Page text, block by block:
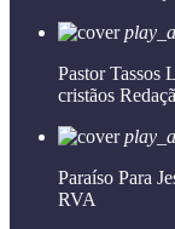
Pastor Tassos
cristãos
Paraíso Para
RVA